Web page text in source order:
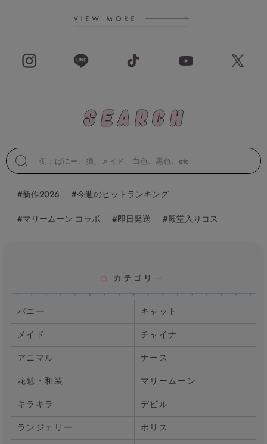
#新作2026 #今週のヒットランキング
#マリームーン コラボ #即日発送 #殿堂入りコス
バニー
キャット
メイド
チャイナ
アニマル
ナース
花魁・和装
マリームーン
キラキラ
デビル
ランジェリー
ポリス